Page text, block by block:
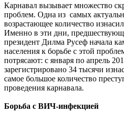
Карнавал вызывает множество
проблем. Одна из самых
возрастающее количество
Именно в эти дни,
президент Дилма Русеф начала
населения к борьбе с этой
потрясают: с января по апрель
зарегистрировано 34 тысячи
самое большое количество
проведения карнавала.
Борьба с ВИЧ-инфекцией